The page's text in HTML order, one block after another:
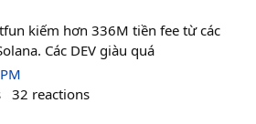
kiếm hơn 336M tiền fee từ các
Các DEV giàu quá
32 reactions